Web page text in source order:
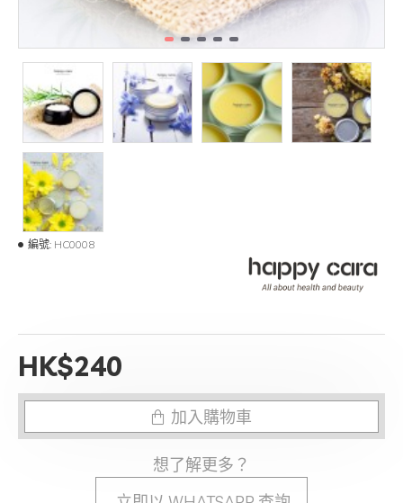
HK$240
編號: HC0008
加入購物車
想了解更多？